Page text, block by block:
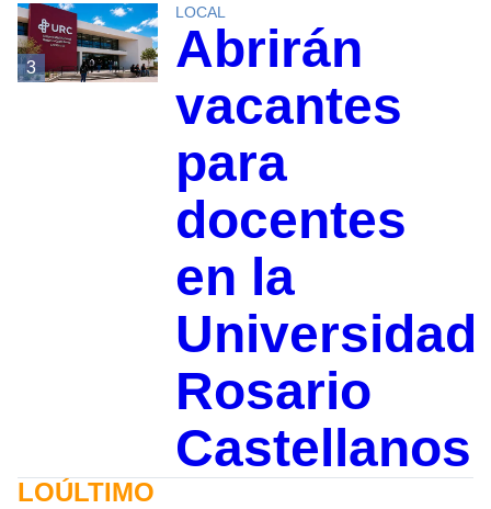
3
LOCAL
Abrirán
vacantes
para
docentes
en la
Universidad
Rosario
Castellanos
LOÚLTIMO